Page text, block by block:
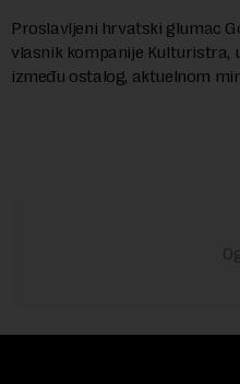
Proslavljeni hrvatski glumac
vlasnik kompanije Kulturistra,
između ostalog, aktuelnom